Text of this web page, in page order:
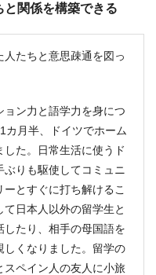
と関係を構築できる
たちと意思疎通を図っ
ョン力と語学力を身につ
カ月半、ドイツでホーム
た。日常生活に使うド
りも駆使してコミュニ
とすぐに打ち解けるこ
日本人以外の留学生と
たり、相手の母国語を
しくなりました。留学の
ペイン人の友人に小旅